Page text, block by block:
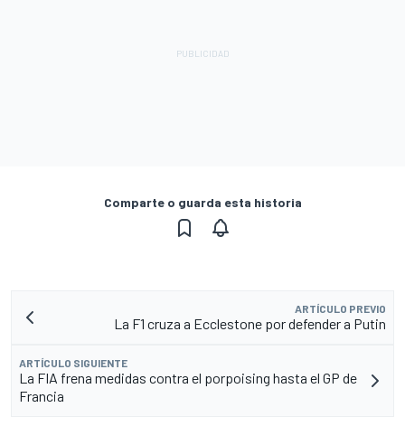
Comparte o guarda esta historia
ARTÍCULO PREVIO
La F1 cruza a Ecclestone por defender a Putin
ARTÍCULO SIGUIENTE
La FIA frena medidas contra el porpoising hasta el GP de
Francia